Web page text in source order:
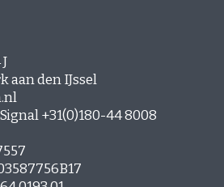
aan den IJssel
+31(0)180-44 8008